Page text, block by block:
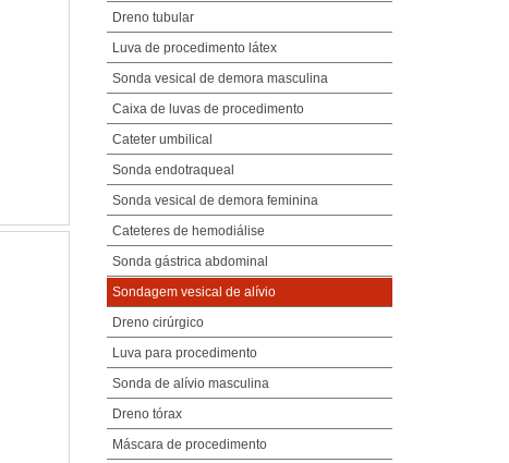
Dreno tubular
Luva de procedimento látex
Sonda vesical de demora masculina
Caixa de luvas de procedimento
Cateter umbilical
Sonda endotraqueal
Sonda vesical de demora feminina
Cateteres de hemodiálise
Sonda gástrica abdominal
Sondagem vesical de alívio
Dreno cirúrgico
Luva para procedimento
Sonda de alívio masculina
Dreno tórax
Máscara de procedimento